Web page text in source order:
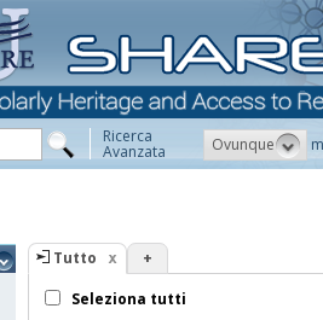
Ricerca
Avanzata Ovunque
Tutto +
Seleziona tutti